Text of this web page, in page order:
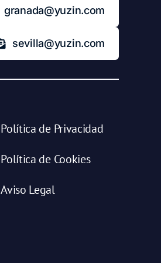
granada@yuzin.com
sevilla@yuzin.com
Política de Privacidad
Política de Cookies
Aviso Legal